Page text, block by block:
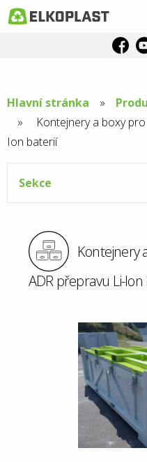
Hlavní stránka
Aktuální
stránka:
Kontejnery a boxy
Ion baterií
Sekce
Kontejnery
ADR přepravu Li-